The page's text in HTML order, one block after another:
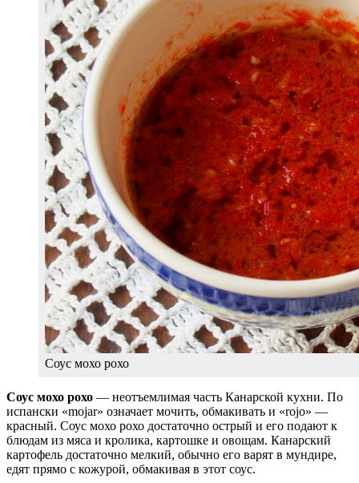
Соус мохо рохо
Соус мохо рохо — неотъемлимая часть Канарской кухни. По
испански «mojar» означает мочить, обмакивать и «rojo» —
красный. Соус мохо рохо достаточно острый и его подают к
блюдам из мяса и кролика, картошке и овощам. Канарский
картофель достаточно мелкий, обычно его варят в мундире,
едят прямо с кожурой, обмакивая в этот соус.